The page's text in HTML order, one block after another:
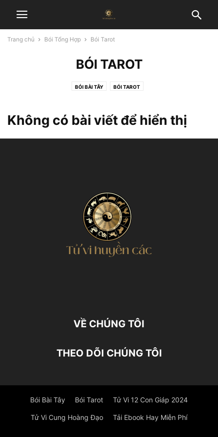
Trang chủ Bói Tổng Hợp Bói Tarot
BÓI TAROT
BÓI BÀI TÂY BÓI TAROT
Không có bài viết để hiển thị
VỀ CHÚNG TÔI
THEO DÕI CHÚNG TÔI
Bói Bài Tây Bói Tarot Tử Vi 12 Con Giáp 2024
Tử Vi Cung Hoàng Đạo Tải Ebook Hay Miễn Phí